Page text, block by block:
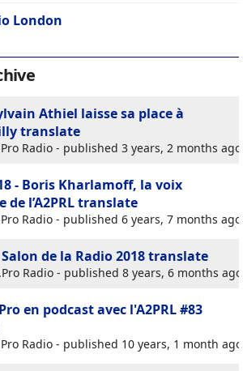
London
Athiel laisse sa place à
translate
Radio - published 3 years, 2 months ago
- Boris Kharlamoff, la voix
l’A2PRLtranslate
Radio - published 6 years, 7 months ago
de la Radio 2018translate
Radio - published 8 years, 6 months ago
en podcast avec l'A2PRL #83
Radio - published 10 years, 1 month ago